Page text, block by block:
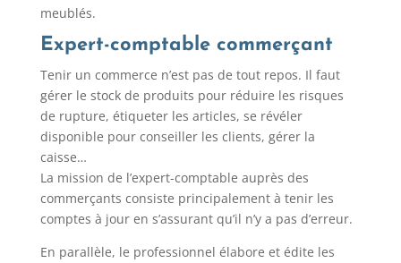
meublés.
Expert-comptable commerçant
Tenir un commerce n’est pas de tout repos. Il faut
gérer le stock de produits pour réduire les risques
de rupture, étiqueter les articles, se révéler
disponible pour conseiller les clients, gérer la
caisse…
La mission de l’expert-comptable auprès des
commerçants consiste principalement à tenir les
comptes à jour en s’assurant qu’il n’y a pas d’erreur.
En parallèle, le professionnel élabore et édite les